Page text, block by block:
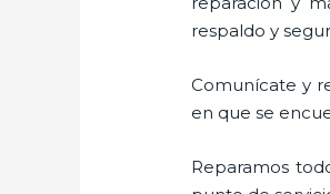
respaldo y
Comunícate y
en que se
Reparamos